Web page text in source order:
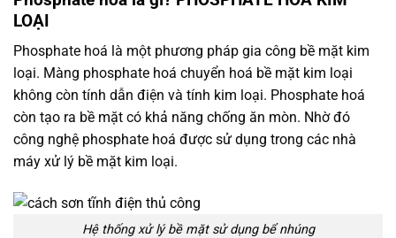
LOẠI
Phosphate hoá là một phương pháp gia công bề mặt kim
loại. Màng phosphate hoá chuyển hoá bề mặt kim loại
không còn tính dẫn điện và tính kim loại. Phosphate hoá
còn tạo ra bề mặt có khả năng chống ăn mòn. Nhờ đó
công nghệ phosphate hoá được sử dụng trong các nhà
máy xử lý bề mặt kim loại.
Hệ thống xử lý bề mặt sử dụng bể nhúng